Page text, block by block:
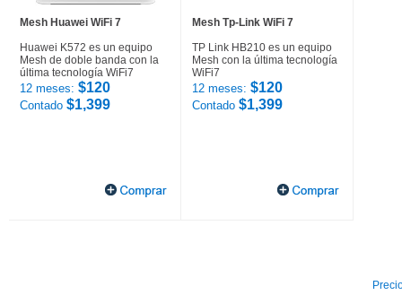
Mesh Huawei WiFi 7
Huawei K572 es un equipo
Mesh de doble banda con la
última tecnología WiFi7
12 meses: $120
Contado $1,399
Mesh Tp-Link WiFi 7
TP Link HB210 es un equipo
Mesh con la última tecnología
WiFi7
12 meses: $120
Contado $1,399